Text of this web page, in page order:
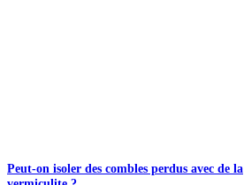
Peut-on isoler des combles perdus avec de la